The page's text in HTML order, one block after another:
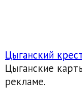
Цыганский
Цыганские
рекламе.